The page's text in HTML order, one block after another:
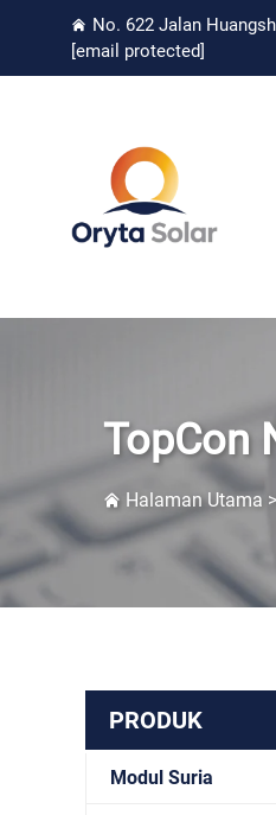
No. 622 Jalan
[email protected]
TopCon
Halaman Utama >
PRODUK
Modul Suria